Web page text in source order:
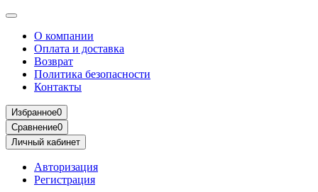
О компании
Оплата и доставка
Возврат
Политика безопасности
Контакты
Избранное0
Сравнение0
Личный кабинет
Авторизация
Регистрация